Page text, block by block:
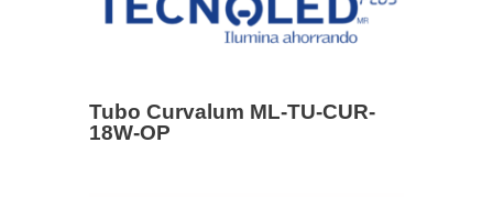
Tubo Curvalum ML-TU-CUR-
18W-OP